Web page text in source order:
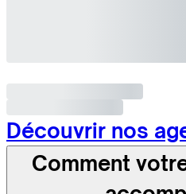
Découvrir nos
Comment